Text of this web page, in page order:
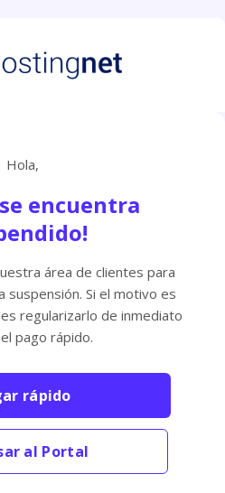
Hola,
encuentra
área de clientes para
suspensión. Si el motivo es
regularizarlo de inmediato
pago rápido.
rápido
al Portal